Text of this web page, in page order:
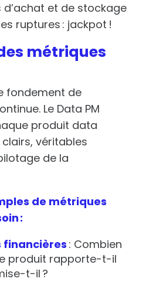
d’achat et de stockage
ruptures : jackpot !
métriques
fondement de
Le Data PM
produit data
clairs, véritables
de la
de métriques
:
financières: Combien
produit rapporte-t-il
t-il ?